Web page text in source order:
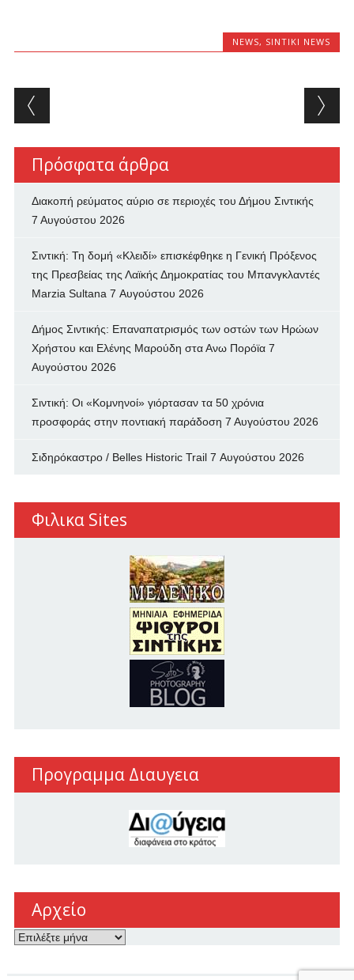
NEWS, SINTIKI NEWS
Post navigation
Πρόσφατα άρθρα
Διακοπή ρεύματος αύριο σε περιοχές του Δήμου Σιντικής
7 Αυγούστου 2026
Σιντική: Τη δομή «Κλειδί» επισκέφθηκε η Γενική Πρόξενος
της Πρεσβείας της Λαϊκής Δημοκρατίας του Μπανγκλαντές
Marzia Sultana 7 Αυγούστου 2026
Δήμος Σιντικής: Επαναπατρισμός των oστών των Ηρώων
Χρήστου και Ελένης Μαρούδη στα Ανω Πορόϊα 7
Αυγούστου 2026
Σιντική: Οι «Κομνηνοί» γιόρτασαν τα 50 χρόνια
προσφοράς στην ποντιακή παράδοση 7 Αυγούστου 2026
Σιδηρόκαστρο / Belles Historic Trail 7 Αυγούστου 2026
Φιλικα Sites
Προγραμμα Διαυγεια
Αρχείο
Αρχείο